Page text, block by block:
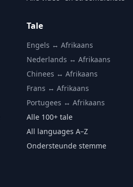
Tale
Engels ↔ Afrikaans
Nederlands ↔ Afrikaans
Chinees ↔ Afrikaans
Frans ↔ Afrikaans
Portugees ↔ Afrikaans
Alle 100+ tale
All languages A–Z
Ondersteunde stemme